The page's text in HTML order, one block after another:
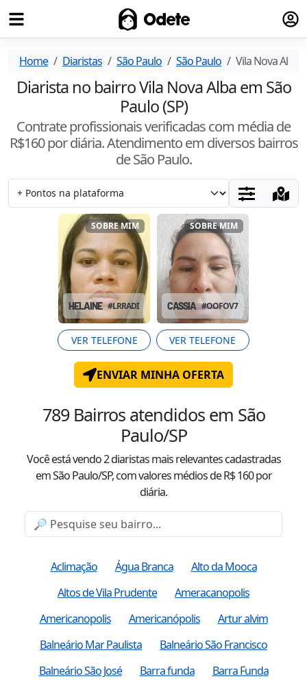
Odete
Home Diaristas São Paulo São Paulo Vila Nova Alba
Diarista no bairro Vila Nova Alba em São
Paulo (SP)
Contrate profissionais verificadas com média de
R$160por diária. Atendimentoem diversos bairros
de São Paulo.
SOBRE MIM
HELAINE #LRRADIYK
VER TELEFONE
SOBRE MIM
CASSIA #OOFOV7PF
VER TELEFONE
ENVIAR MINHA OFERTA
789 Bairros atendidos em São
Paulo/SP
Você está vendo2diaristas mais relevantes cadastradas
em São Paulo/SP, com valoresmédiosde R$160por
diária.
Aclimação Água Branca
Alto da Mooca
Altos de Vila Prudente
Ameracanopolis
Americanopolis
Americanópolis
Artur alvim
Balneário Mar Paulista
Balneário São Francisco
Balneário São José
Barra funda
Barra Funda